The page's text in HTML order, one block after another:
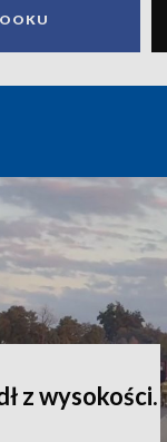
z wysokości.